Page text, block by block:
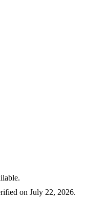
on July 22, 2026.